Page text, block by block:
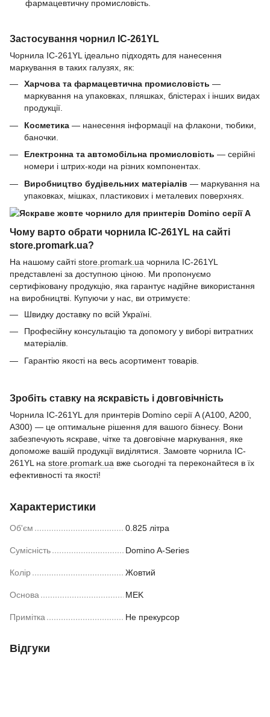
фармацевтичну промисловість.
Застосування чорнил IC-261YL
Чорнила IC-261YL ідеально підходять для нанесення
маркування в таких галузях, як:
Харчова та фармацевтична промисловість —
маркування на упаковках, пляшках, блістерах і інших видах
продукції.
Косметика — нанесення інформації на флакони, тюбики,
баночки.
Електронна та автомобільна промисловість — серійні
номери і штрих-коди на різних компонентах.
Виробництво будівельних матеріалів — маркування на
упаковках, мішках, пластикових і металевих поверхнях.
Чому варто обрати чорнила IC-261YL на сайті
store.promark.ua?
На нашому сайті store.promark.ua чорнила IC-261YL
представлені за доступною ціною. Ми пропонуємо
сертифіковану продукцію, яка гарантує надійне використання
на виробництві. Купуючи у нас, ви отримуєте:
Швидку доставку по всій Україні.
Професійну консультацію та допомогу у виборі витратних
матеріалів.
Гарантію якості на весь асортимент товарів.
Зробіть ставку на яскравість і довговічність
Чорнила IC-261YL для принтерів Domino серії A (A100, A200,
A300) — це оптимальне рішення для вашого бізнесу. Вони
забезпечують яскраве, чітке та довговічне маркування, яке
допоможе вашій продукції виділятися. Замовте чорнила IC-
261YL на store.promark.ua вже сьогодні та переконайтеся в їх
ефективності та якості!
Характеристики
Об'єм 0.825 літра
Сумісність Domino A-Series
Колір Жовтий
Основа MEK
Примітка Не прекурсор
Відгуки